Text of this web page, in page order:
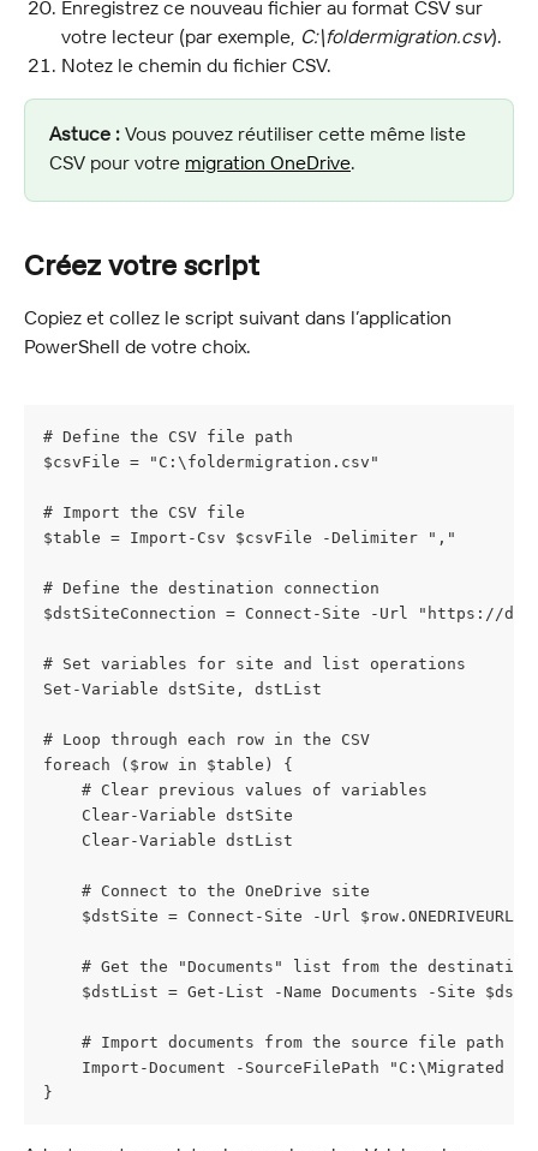
Enregistrez ce nouveau fichier au format CSV sur
votre lecteur (par exemple, C:\foldermigration.csv).
Notez le chemin du fichier CSV.
Astuce : Vous pouvez réutiliser cette même liste
CSV pour votre migration OneDrive.
Créez votre script
Copiez et collez le script suivant dans l’application
PowerShell de votre choix.
# Define the CSV file path
$csvFile = "C:\foldermigration.csv"
# Import the CSV file
$table = Import-Csv $csvFile -Delimiter ","
# Define the destination connection
$dstSiteConnection = Connect-Site -Url "https://
# Set variables for site and list operations
Set-Variable dstSite, dstList
# Loop through each row in the CSV
foreach ($row in $table) {
    # Clear previous values of variables
    Clear-Variable dstSite
    Clear-Variable dstList
    # Connect to the OneDrive site
$dstSite = Connect-Site -Url $row.ONEDRIVEURL
# Get the "Documents" list from the destination
$dstList = Get-List -Name Documents -Site
# Import documents from the source file path
Import-Document -SourceFilePath "C:\Migrated
}